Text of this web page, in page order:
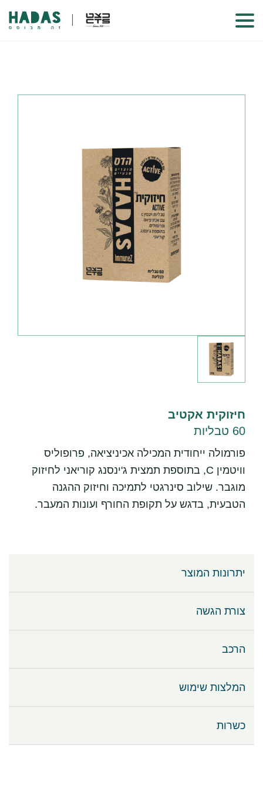
חיזוקית אקטיב
60 טבליות
פורמולה ייחודית המכילה אכיניציאה, פרופוליס
וויטמין C, בתוספת תמצית ג'ינסנג קוריאני לחיזוק
מוגבר. שילוב סינרגטי לתמיכה וחיזוק ההגנה
הטבעית, בדגש על תקופת החורף ועונות המעבר.
יתרונות המוצר
צורת הגשה
הרכב
המלצות שימוש
כשרות